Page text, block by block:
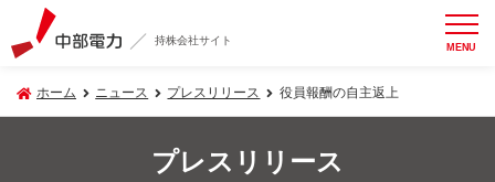
持株会社サイト MENU
ホーム ニュース プレスリリース 役員報酬の自主返上
プレスリリース